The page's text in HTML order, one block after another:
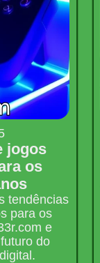
jogos
os
tendências
para os
e
do